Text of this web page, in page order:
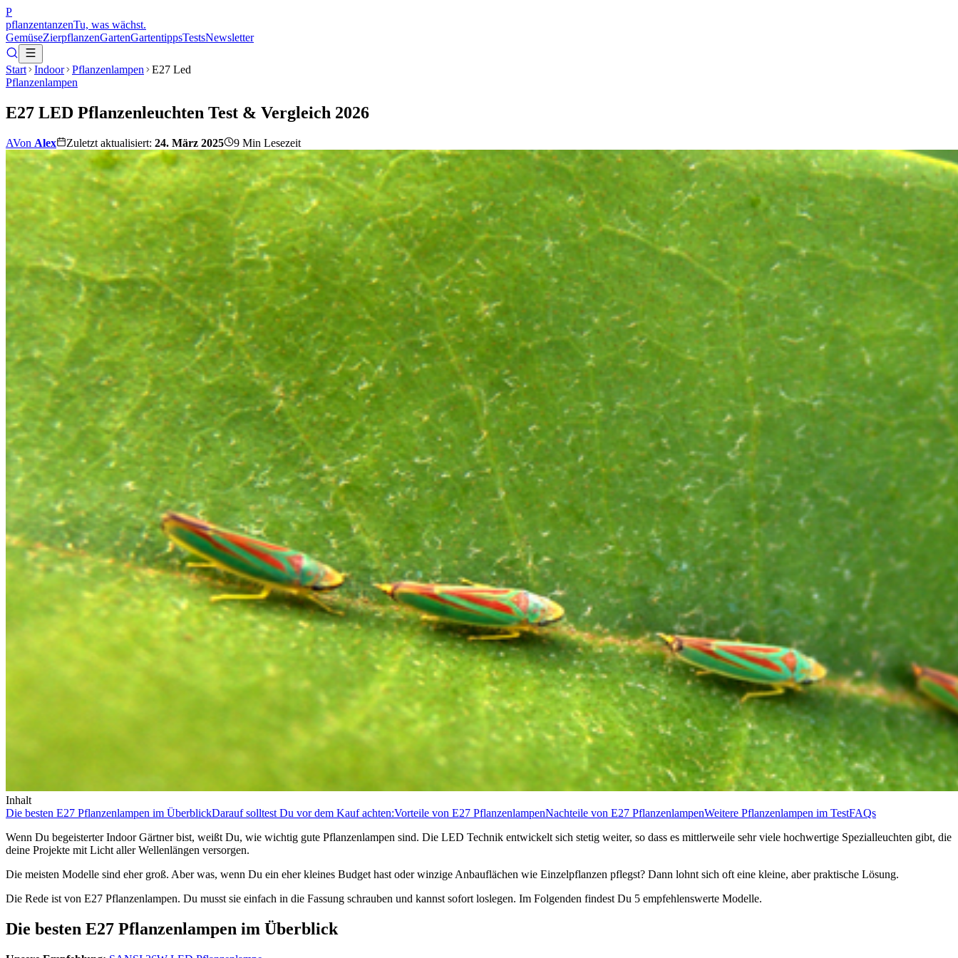
P
pflanzentanzenTu, was wächst.
GemüseZierpflanzenGartenGartentippsTestsNewsletter
Start Indoor Pflanzenlampen
E27 Led
Pflanzenlampen
E27 LED Pflanzenleuchten Test & Vergleich 2026
AVon Alex Zuletzt aktualisiert: 24. März 2025 9 Min Lesezeit
Inhalt
Die besten E27 Pflanzenlampen im ÜberblickDarauf solltest Du vor dem Kauf achten:Vorteile von E27 PflanzenlampenNachteile von E27 PflanzenlampenWeitere Pflanzenlampen im TestFAQs
Wenn Du begeisterter Indoor Gärtner bist, weißt Du, wie wichtig gute Pflanzenlampen sind. Die LED Technik entwickelt sich stetig weiter, so dass es mittlerweile sehr viele hochwertige Spezialleuchten gibt, die
deine Projekte mit Licht aller Wellenlängen versorgen.
Die meisten Modelle sind eher groß. Aber was, wenn Du ein eher kleines Budget hast oder winzige Anbauflächen wie Einzelpflanzen pflegst? Dann lohnt sich oft eine kleine, aber praktische Lösung.
Die Rede ist von E27 Pflanzenlampen. Du musst sie einfach in die Fassung schrauben und kannst sofort loslegen. Im Folgenden findest Du 5 empfehlenswerte Modelle.
Die besten E27 Pflanzenlampen im Überblick